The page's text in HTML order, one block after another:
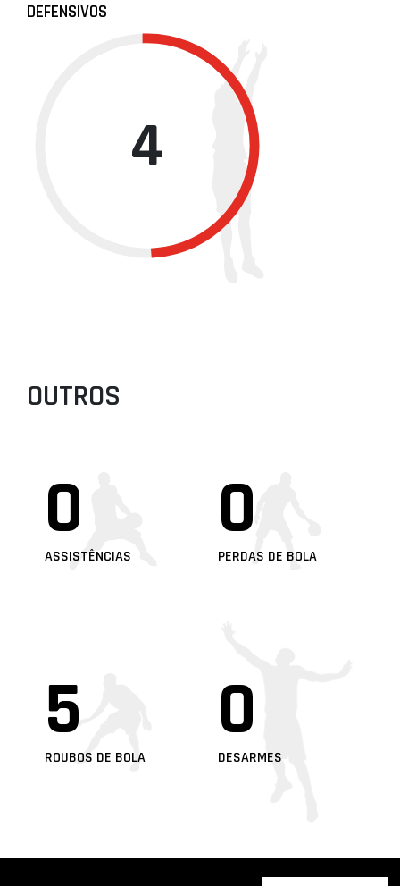
DEFENSIVOS
4
OUTROS
0
ASSISTÊNCIAS
0
PERDAS DE BOLA
5
ROUBOS DE BOLA
0
DESARMES